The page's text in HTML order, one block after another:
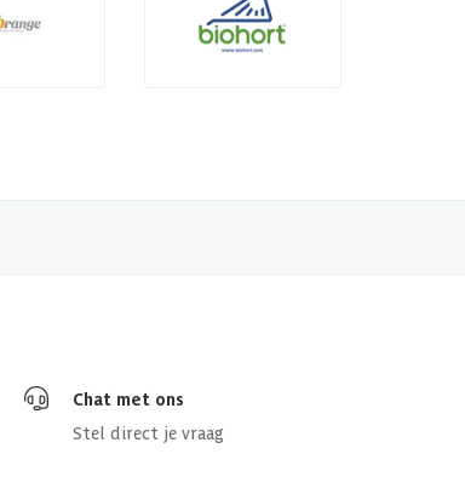
Chat met ons
Stel direct je vraag